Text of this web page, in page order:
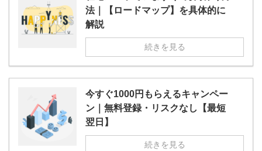
法｜【ロードマップ】を具体的に
解説
続きを見る
今すぐ1000円もらえるキャンペー
ン｜無料登録・リスクなし【最短
翌日】
続きを見る